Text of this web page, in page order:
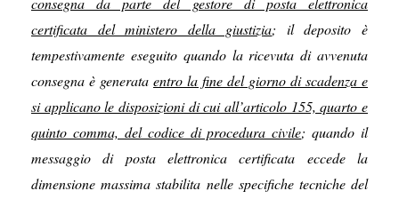
certificata del ministero della giustizia; il deposito è
tempestivamente eseguito quando la ricevuta di avvenuta
consegna è generata entro la fine del giorno di scadenza e
si applicano le disposizioni di cui all’articolo 155, quarto e
quinto comma, del codice di procedura civile; quando il
messaggio di posta elettronica certificata eccede la
dimensione massima stabilita nelle specifiche tecniche del